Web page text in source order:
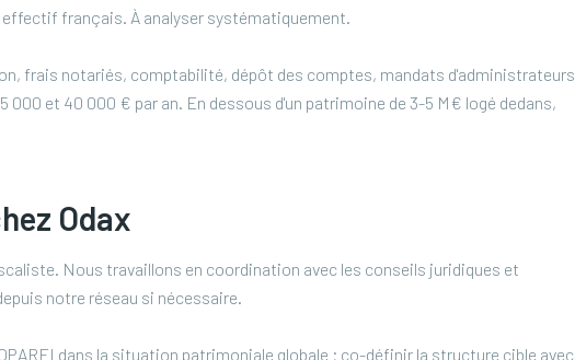
français. À analyser systématiquement.
frais notariés, comptabilité, dépôt des comptes, mandats d'administrateurs
000 et 40 000 € par an. En dessous d'un patrimoine de 3-5 M€ logé dedans,
Odax
Nous travaillons en coordination avec les conseils juridiques et
notre réseau si nécessaire.
dans la situation patrimoniale globale ; co-définir la structure cible avec